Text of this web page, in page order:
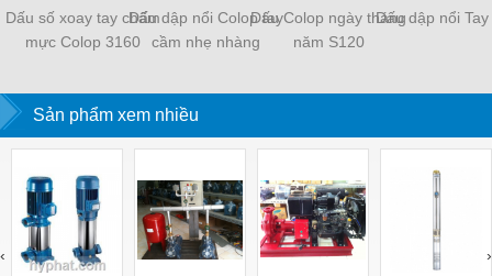
Dấu số xoay tay chấm
mực Colop 3160
Dấu dập nổi Colop tay
cầm nhẹ nhàng
Dấu Colop ngày tháng
năm S120
Dấu dập nổi
Sản phẩm xem nhiều
‹ ›